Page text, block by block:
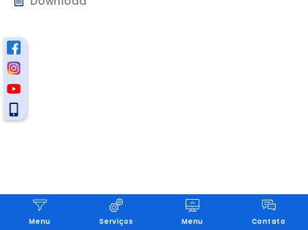
Menu Serviços Menu Contato